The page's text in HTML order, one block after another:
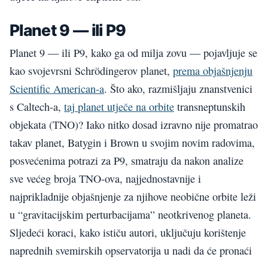
Planet 9 — ili P9
Planet 9 — ili P9, kako ga od milja zovu — pojavljuje se
kao svojevrsni Schrödingerov planet, prema objašnjenju
Scientific American-a. Što ako, razmišljaju znanstvenici
s Caltech-a, taj planet utječe na orbite transneptunskih
objekata (TNO)? Iako nitko dosad izravno nije promatrao
takav planet, Batygin i Brown u svojim novim radovima,
posvećenima potrazi za P9, smatraju da nakon analize
sve većeg broja TNO-ova, najjednostavnije i
najprikladnije objašnjenje za njihove neobične orbite leži
u “gravitacijskim perturbacijama” neotkrivenog planeta.
Sljedeći koraci, kako ističu autori, uključuju korištenje
naprednih svemirskih opservatorija u nadi da će pronaći